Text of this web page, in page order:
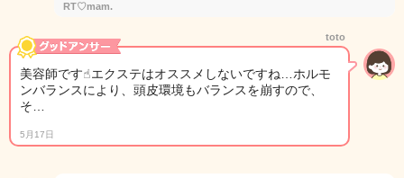
RT♡mam.
toto
美容師です☝︎エクステはオススメしないですね…ホルモ
ンバランスにより、頭皮環境もバランスを崩すので、
そ…
5月17日